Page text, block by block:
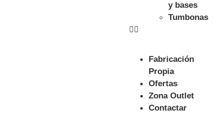
y bases
Tumbonas
Fabricación
Propia
Ofertas
Zona Outlet
Contactar